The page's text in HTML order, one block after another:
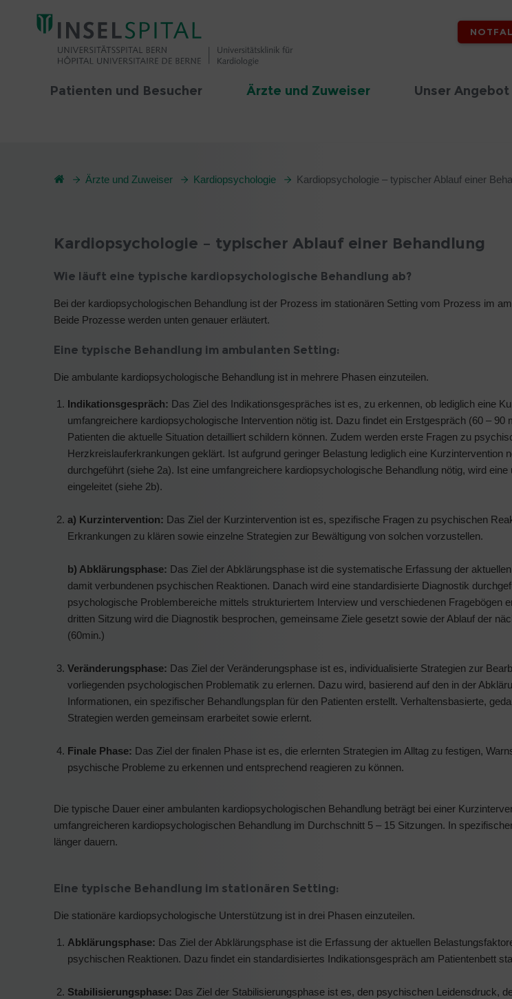
Patienten und Besucher Ärzte und Zuweiser Unser Angebot
Ärzte und Zuweiser Kardiopsychologie Kardiopsychologie – typischer Ablauf einer
Kardiopsychologie – typischer Ablauf einer Behandlung
Wie läuft eine typische kardiopsychologische Behandlung ab?
Bei der kardiopsychologischen Behandlung ist der Prozess im stationären Setting vom Prozess im
Beide Prozesse werden unten genauer erläutert.
Eine typische Behandlung im ambulanten Setting:
Die ambulante kardiopsychologische Behandlung ist in mehrere Phasen einzuteilen.
Indikationsgespräch: Das Ziel des Indikationsgespräches ist es, zu erkennen, ob lediglich eine
umfangreichere kardiopsychologische Intervention nötig ist. Dazu findet ein Erstgespräch (60 – 90
Patienten die aktuelle Situation detailliert schildern können. Zudem werden erste Fragen zu
Herzkreislauferkrankungen geklärt. Ist aufgrund geringer Belastung lediglich eine Kurzintervention
durchgeführt (siehe 2a). Ist eine umfangreichere kardiopsychologische Behandlung nötig, wird
eingeleitet (siehe 2b).
a) Kurzintervention: Das Ziel der Kurzintervention ist es, spezifische Fragen zu psychischen
Erkrankungen zu klären sowie einzelne Strategien zur Bewältigung von solchen vorzustellen.
b) Abklärungsphase: Das Ziel der Abklärungsphase ist die systematische Erfassung der
damit verbundenen psychischen Reaktionen. Danach wird eine standardisierte Diagnostik
psychologische Problembereiche mittels strukturiertem Interview und verschiedenen Fragebögen
dritten Sitzung wird die Diagnostik besprochen, gemeinsame Ziele gesetzt sowie der Ablauf der
(60min.)
Veränderungsphase: Das Ziel der Veränderungsphase ist es, individualisierte Strategien zur
vorliegenden psychologischen Problematik zu erlernen. Dazu wird, basierend auf den in der
Informationen, ein spezifischer Behandlungsplan für den Patienten erstellt. Verhaltensbasierte,
Strategien werden gemeinsam erarbeitet sowie erlernt.
Finale Phase: Das Ziel der finalen Phase ist es, die erlernten Strategien im Alltag zu festigen,
psychische Probleme zu erkennen und entsprechend reagieren zu können.
Die typische Dauer einer ambulanten kardiopsychologischen Behandlung beträgt bei einer
umfangreicheren kardiopsychologischen Behandlung im Durchschnitt 5 – 15 Sitzungen. In
länger dauern.
Eine typische Behandlung im stationären Setting:
Die stationäre kardiopsychologische Unterstützung ist in drei Phasen einzuteilen.
Abklärungsphase: Das Ziel der Abklärungsphase ist die Erfassung der aktuellen
psychischen Reaktionen. Dazu findet ein standardisiertes Indikationsgespräch am Patientenbett
Stabilisierungsphase: Das Ziel der Stabilisierungsphase ist es, den psychischen Leidensdruck,